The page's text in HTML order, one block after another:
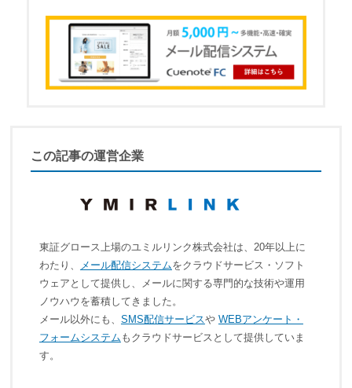
この記事の運営企業
東証グロース上場のユミルリンク株式会社は、20年以上に
わたり、
メール配信システムをクラウドサービス・ソフト
ウェアとして提供し、メールに関する専門的な技術や運用
ノウハウを蓄積してきました。
メール以外にも、 SMS配信サービスや WEBアンケート・
フォームシステム もクラウドサービスとして提供していま
す。